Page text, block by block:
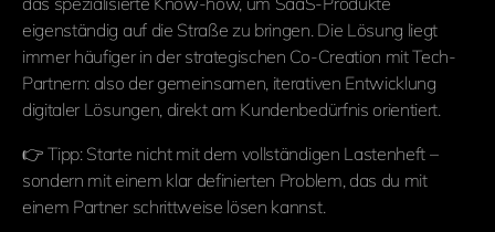
eigenständig auf die Straße zu bringen. Die Lösung liegt
immer häufiger in der strategischen Co-Creation mit Tech-
Partnern: also der gemeinsamen, iterativen Entwicklung
digitaler Lösungen, direkt am Kundenbedürfnis orientiert.
👉 Tipp: Starte nicht mit dem vollständigen Lastenheft –
sondern mit einem klar definierten Problem, das du mit
einem Partner schrittweise lösen kannst.